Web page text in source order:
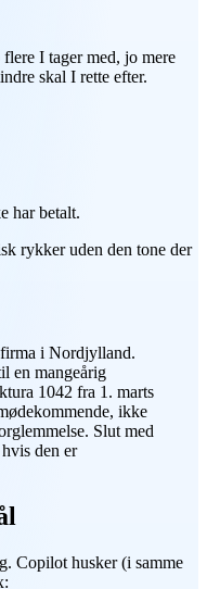
I tager med, jo mere
skal I rette efter.
har betalt.
rykker uden den tone der
i Nordjylland.
en mangeårig
1042 fra 1. marts
ikke
Slut med
den er
Copilot husker (i samme